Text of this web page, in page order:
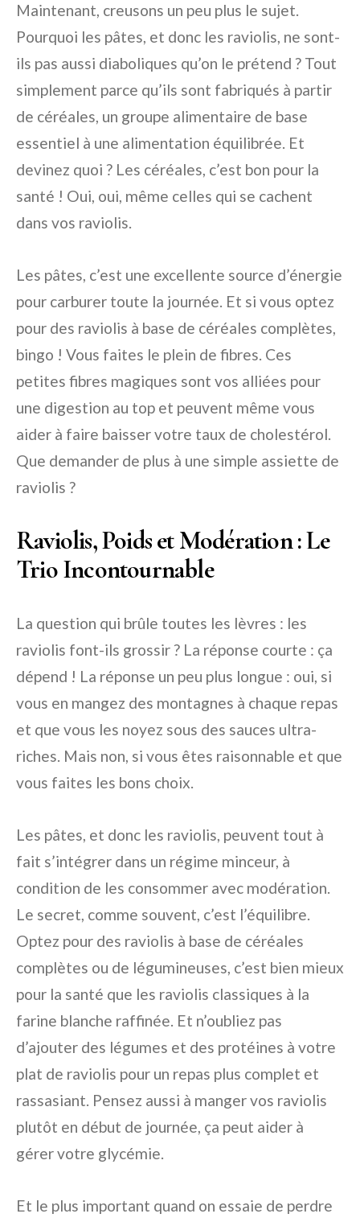
Maintenant, creusons un peu plus le sujet.
Pourquoi les pâtes, et donc les raviolis, ne sont-
ils pas aussi diaboliques qu’on le prétend ? Tout
simplement parce qu’ils sont fabriqués à partir
de céréales, un groupe alimentaire de base
essentiel à une alimentation équilibrée. Et
devinez quoi ? Les céréales, c’est bon pour la
santé ! Oui, oui, même celles qui se cachent
dans vos raviolis.
Les pâtes, c’est une excellente source d’énergie
pour carburer toute la journée. Et si vous optez
pour des raviolis à base de céréales complètes,
bingo ! Vous faites le plein de fibres. Ces
petites fibres magiques sont vos alliées pour
une digestion au top et peuvent même vous
aider à faire baisser votre taux de cholestérol.
Que demander de plus à une simple assiette de
raviolis ?
Raviolis, Poids et Modération : Le
Trio Incontournable
La question qui brûle toutes les lèvres : les
raviolis font-ils grossir ? La réponse courte : ça
dépend ! La réponse un peu plus longue : oui, si
vous en mangez des montagnes à chaque repas
et que vous les noyez sous des sauces ultra-
riches. Mais non, si vous êtes raisonnable et que
vous faites les bons choix.
Les pâtes, et donc les raviolis, peuvent tout à
fait s’intégrer dans un régime minceur, à
condition de les consommer avec modération.
Le secret, comme souvent, c’est l’équilibre.
Optez pour des raviolis à base de céréales
complètes ou de légumineuses, c’est bien mieux
pour la santé que les raviolis classiques à la
farine blanche raffinée. Et n’oubliez pas
d’ajouter des légumes et des protéines à votre
plat de raviolis pour un repas plus complet et
rassasiant. Pensez aussi à manger vos raviolis
plutôt en début de journée, ça peut aider à
gérer votre glycémie.
Et le plus important quand on essaie de perdre